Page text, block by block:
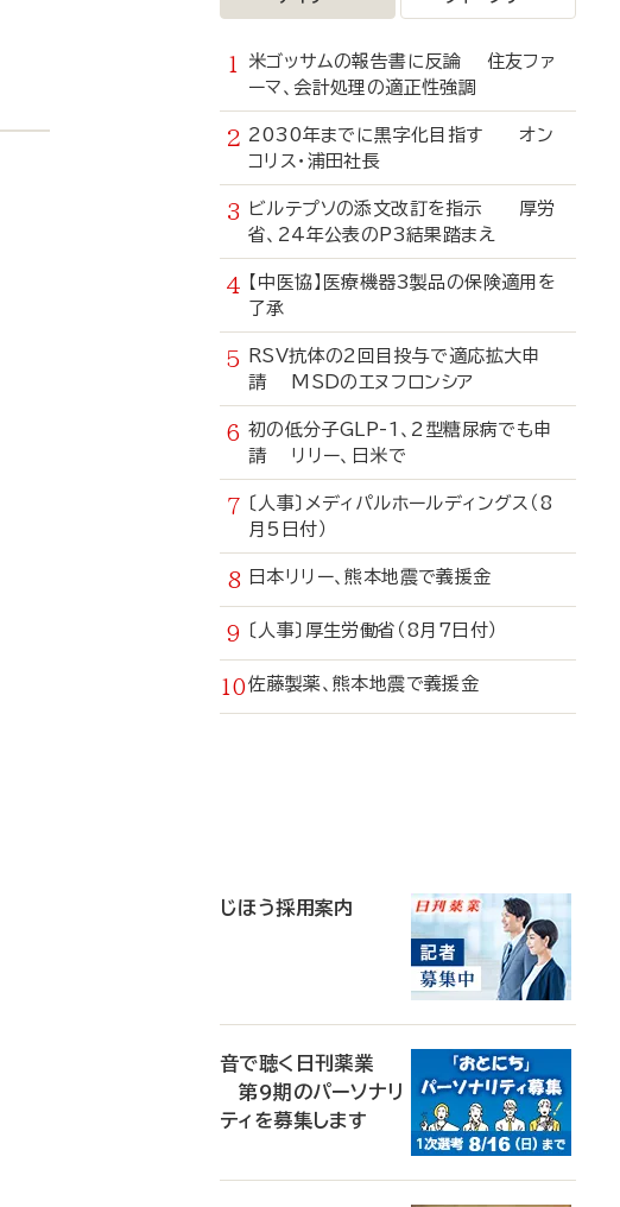
米ゴッサムの報告書に反論 住友ファ
ーマ、会計処理の適正性強調
2030年までに黒字化目指す オン
コリス・浦田社長
ビルテプソの添文改訂を指示 厚労
省、24年公表のP3結果踏まえ
【中医協】医療機器3製品の保険適用を
了承
RSV抗体の2回目投与で適応拡大申
請 MSDのエヌフロンシア
初の低分子GLP-1、2型糖尿病でも申
請 リリー、日米で
〔人事〕メディパルホールディングス（8
月5日付）
日本リリー、熊本地震で義援金
〔人事〕厚生労働省（8月7日付）
佐藤製薬、熊本地震で義援金
じほう採用案内
音で聴く日刊薬業
第9期のパーソナリ
ティを募集します